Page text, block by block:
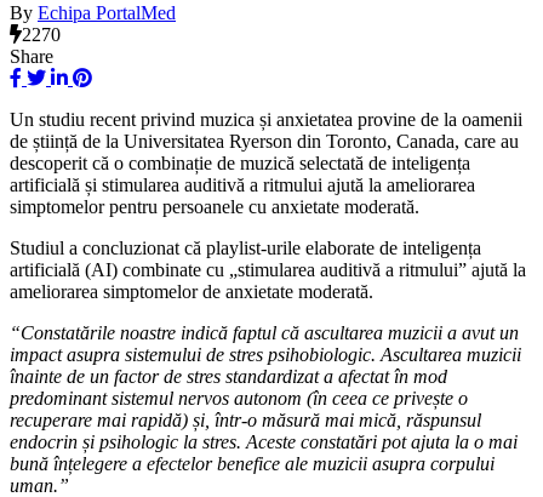
By Echipa PortalMed
2270
Share
Un studiu recent privind muzica și anxietatea provine de la oamenii
de știință de la Universitatea Ryerson din Toronto, Canada, care au
descoperit că o combinație de muzică selectată de inteligența
artificială și stimularea auditivă a ritmului ajută la ameliorarea
simptomelor pentru persoanele cu anxietate moderată.
Studiul a concluzionat că playlist-urile elaborate de inteligența
artificială (AI) combinate cu „stimularea auditivă a ritmului” ajută la
ameliorarea simptomelor de anxietate moderată.
“Constatările noastre indică faptul că ascultarea muzicii a avut un
impact asupra sistemului de stres psihobiologic. Ascultarea muzicii
înainte de un factor de stres standardizat a afectat în mod
predominant sistemul nervos autonom (în ceea ce privește o
recuperare mai rapidă) și, într-o măsură mai mică, răspunsul
endocrin și psihologic la stres. Aceste constatări pot ajuta la o mai
bună înțelegere a efectelor benefice ale muzicii asupra corpului
uman.”